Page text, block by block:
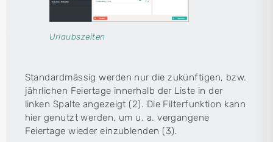
Urlaubszeiten
Standardmässig werden nur die zukünftigen, bzw.
jährlichen Feiertage innerhalb der Liste in der
linken Spalte angezeigt (2). Die Filterfunktion kann
hier genutzt werden, um u. a. vergangene
Feiertage wieder einzublenden (3).